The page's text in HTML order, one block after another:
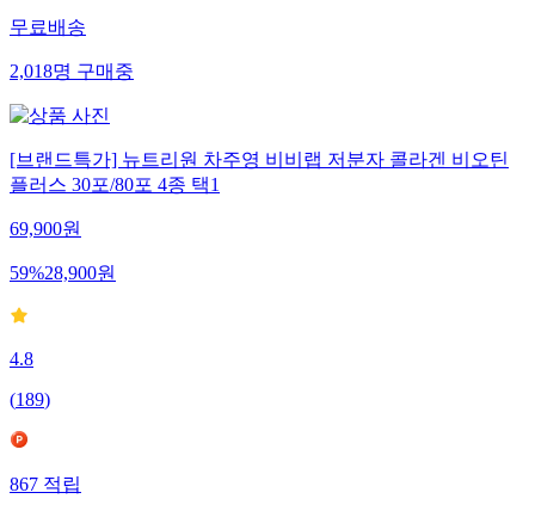
무료배송
2,018명 구매중
[브랜드특가] 뉴트리원 차주영 비비랩 저분자 콜라겐 비오틴
플러스 30포/80포 4종 택1
69,900원
59%28,900원
4.8
(189)
867 적립